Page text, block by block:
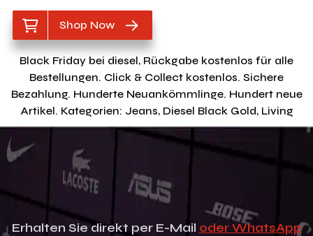
Shop Now
Black Friday bei diesel, Rückgabe kostenlos für alle
Bestellungen. Click & Collect kostenlos. Sichere
Bezahlung. Hunderte Neuankömmlinge. Hundert neue
Artikel. Kategorien: Jeans, Diesel Black Gold, Living
Erhalten Sie direkt per E-Mail oder WhatsApp